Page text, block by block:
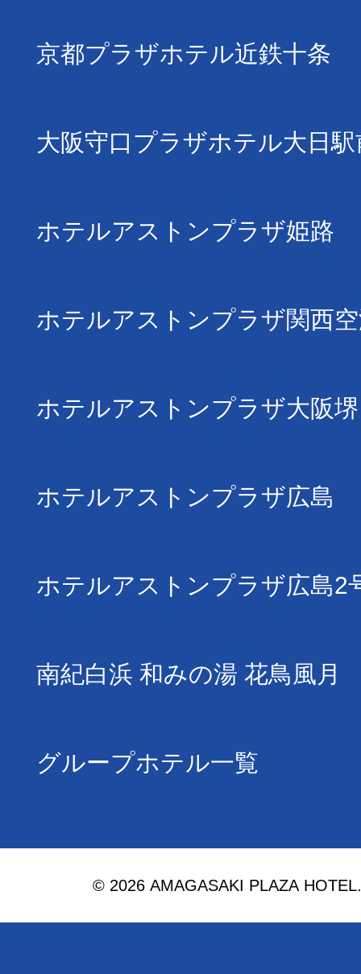
京都プラザホテル近鉄十条
大阪守口プラザホテル大日駅
ホテルアストンプラザ姫路
ホテルアストンプラザ関西
ホテルアストンプラザ大阪堺
ホテルアストンプラザ広島
ホテルアストンプラザ広島2
南紀白浜 和みの湯 花鳥風月
グループホテル一覧
© 2026 AMAGASAKI PLAZA